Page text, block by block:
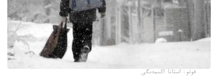
فوتو: استانا اكىمدىگى